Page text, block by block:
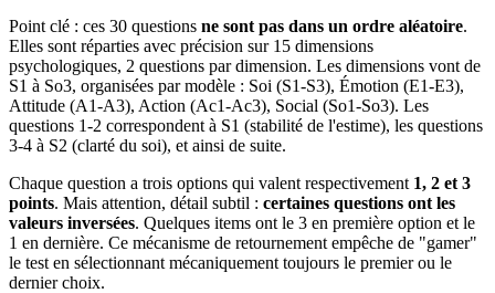
Point clé : ces 30 questions ne sont pas dans un ordre aléatoire.
Elles sont réparties avec précision sur 15 dimensions
psychologiques, 2 questions par dimension. Les dimensions vont de
S1 à So3, organisées par modèle : Soi (S1-S3), Émotion (E1-E3),
Attitude (A1-A3), Action (Ac1-Ac3), Social (So1-So3). Les
questions 1-2 correspondent à S1 (stabilité de l'estime), les questions
3-4 à S2 (clarté du soi), et ainsi de suite.
Chaque question a trois options qui valent respectivement 1, 2 et 3
points. Mais attention, détail subtil : certaines questions ont les
valeurs inversées. Quelques items ont le 3 en première option et le
1 en dernière. Ce mécanisme de retournement empêche de "gamer"
le test en sélectionnant mécaniquement toujours le premier ou le
dernier choix.